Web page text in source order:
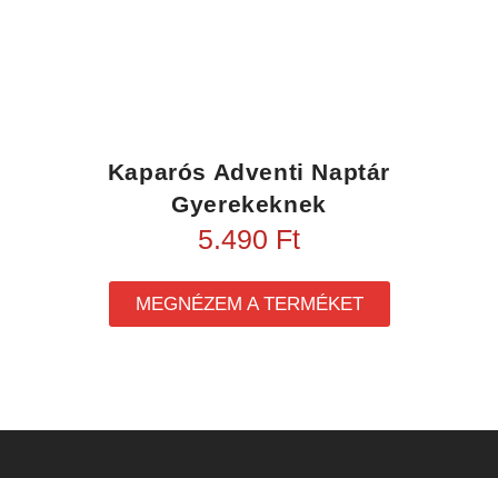
Kaparós Adventi Naptár
Gyerekeknek
5.490 Ft
MEGNÉZEM A TERMÉKET